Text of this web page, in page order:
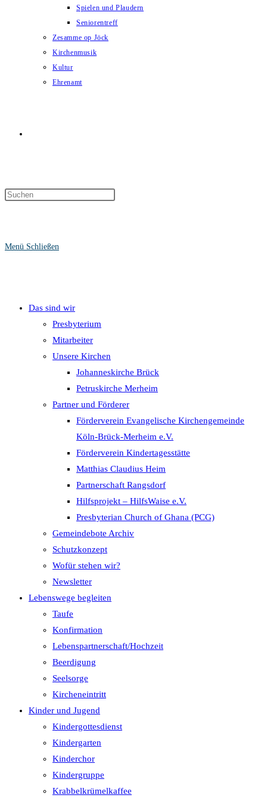
Spielen und Plaudern
Seniorentreff
Zesamme op Jöck
Kirchenmusik
Kultur
Ehrenamt
umschalten
Menü Schließen
Das sind wir
Presbyterium
Mitarbeiter
Unsere Kirchen
Johanneskirche Brück
Petruskirche Merheim
Partner und Förderer
Förderverein Evangelische Kirchengemeinde
Köln-Brück-Merheim e.V.
Förderverein Kindertagesstätte
Matthias Claudius Heim
Partnerschaft Rangsdorf
Hilfsprojekt – HilfsWaise e.V.
Presbyterian Church of Ghana (PCG)
Gemeindebote Archiv
Schutzkonzept
Wofür stehen wir?
Newsletter
Lebenswege begleiten
Taufe
Konfirmation
Lebenspartnerschaft/Hochzeit
Beerdigung
Seelsorge
Kircheneintritt
Kinder und Jugend
Kindergottesdienst
Kindergarten
Kinderchor
Kindergruppe
Krabbelkrümelkaffee